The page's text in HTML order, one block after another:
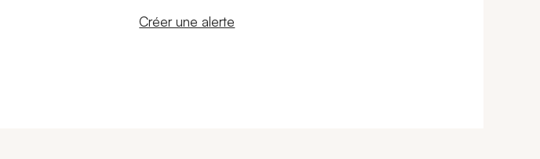
Nouvelle fenêtre
Créer une alerte